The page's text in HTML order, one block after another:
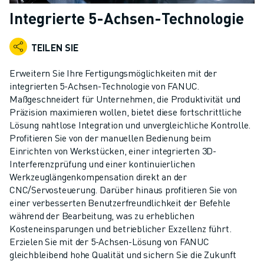
KOLLABORATIVE ROBOTER
ROBOTERPALETTE
ROBOTER-STEUERUNGEN
ROBOTER-ZUBEHÖR
ROBOTER-SOFTWARE
SIMULATIONSSOFTWARE
ROBOTIK-PRODUKTE FÜR DEN BILDUNGSBEREICH
ROBOTER-AUTOMATISIERUNG
KOMPAKTE CNC-BEARBEITUNGSZENTREN
ROBODRILL-FILTER
ROBODRILL KOMPAKTE CNC-BEARBEITUNGSZENTREN
ROBODRILL HARDWARE
ROBODRILL SOFTWARE
ROBODRILL VORBEUGENDE WARTUNG
ROBODRILL NACHHALTIGKEIT
ROBODRILL ROBOTER-PAKET
ROBODRILL BILDUNGSPAKET
Integrierte 5-Achsen-Technologie
TEILEN SIE
Erweitern Sie Ihre Fertigungsmöglichkeiten mit der
integrierten 5-Achsen-Technologie von FANUC.
Maßgeschneidert für Unternehmen, die Produktivität und
Präzision maximieren wollen, bietet diese fortschrittliche
Lösung nahtlose Integration und unvergleichliche Kontrolle.
Profitieren Sie von der manuellen Bedienung beim
Einrichten von Werkstücken, einer integrierten 3D-
Interferenzprüfung und einer kontinuierlichen
Werkzeuglängenkompensation direkt an der
CNC/Servosteuerung. Darüber hinaus profitieren Sie von
einer verbesserten Benutzerfreundlichkeit der Befehle
während der Bearbeitung, was zu erheblichen
Kosteneinsparungen und betrieblicher Exzellenz führt.
Erzielen Sie mit der 5-Achsen-Lösung von FANUC
gleichbleibend hohe Qualität und sichern Sie die Zukunft